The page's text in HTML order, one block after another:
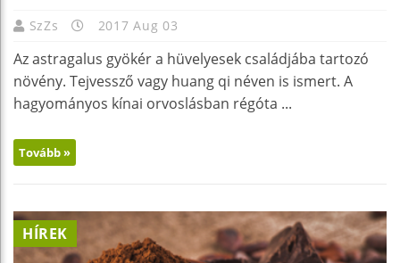
SzZs 2017 Aug 03
Az astragalus gyökér a hüvelyesek családjába tartozó
növény. Tejvessző vagy huang qi néven is ismert. A
hagyományos kínai orvoslásban régóta ...
Tovább »
HÍREK